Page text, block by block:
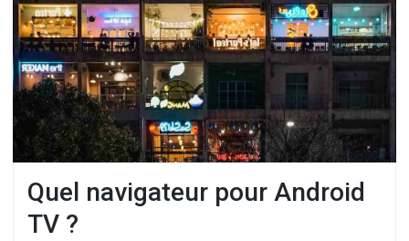
Quel navigateur pour Android
TV ?